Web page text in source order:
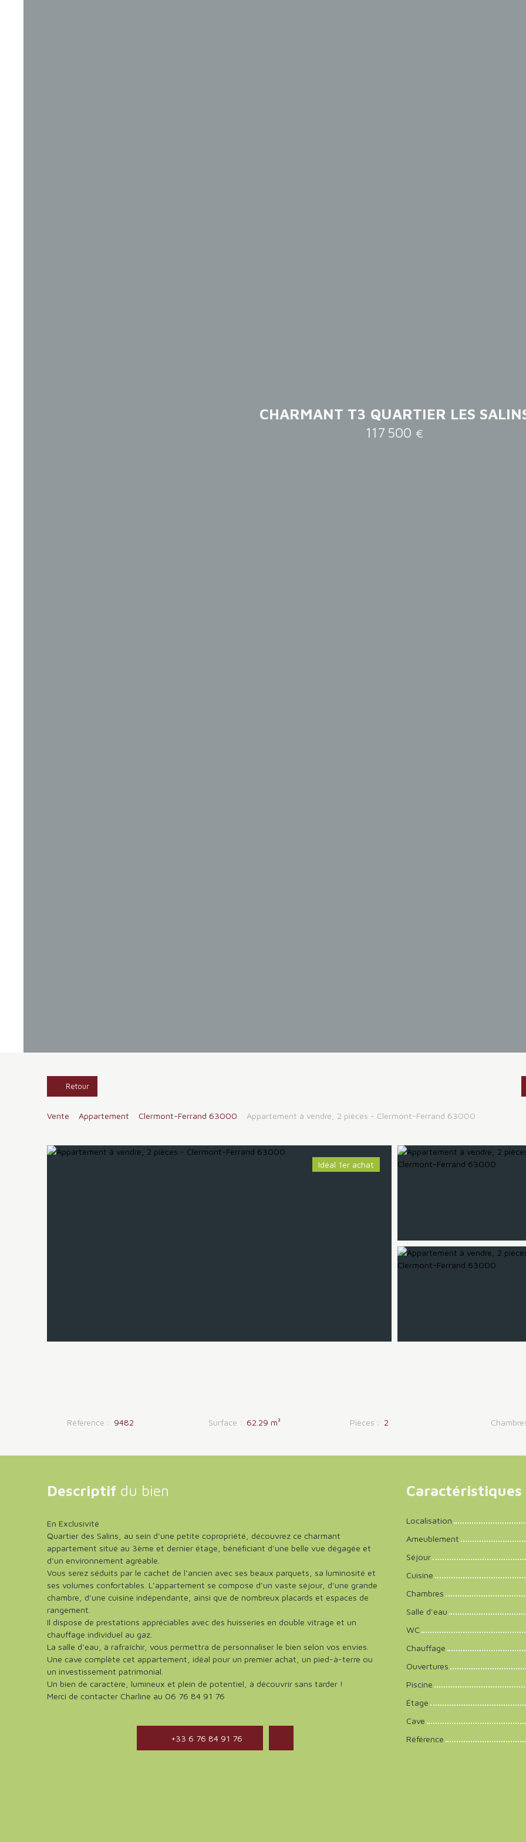
CHARMANT T3 QUARTIER LES
117 500 €
Retour
Vente Appartement Clermont-Ferrand 63000 Appartement à vendre, 2 pièces - Clermont-Ferrand 63000
Idéal 1er achat
Référence : 9482 Surface : 62.29 m² Pièces : 2
Descriptif du bien
En Exclusivité
Quartier des Salins, au sein d'une petite copropriété, découvrez ce charmant
appartement situé au 3ème et dernier étage, bénéficiant d'une belle vue dégagée et
d'un environnement agréable.
Vous serez séduits par le cachet de l'ancien avec ses beaux parquets, sa luminosité et
ses volumes confortables. L'appartement se compose d'un vaste séjour, d'une grande
chambre, d'une cuisine indépendante, ainsi que de nombreux placards et espaces de
rangement.
Il dispose de prestations appréciables avec des huisseries en double vitrage et un
chauffage individuel au gaz.
La salle d'eau, à rafraîchir, vous permettra de personnaliser le bien selon vos envies.
Une cave complète cet appartement, idéal pour un premier achat, un pied-à-terre ou
un investissement patrimonial.
Un bien de caractère, lumineux et plein de potentiel, à découvrir sans tarder !
Merci de contacter Charline au 06 76 84 91 76
+33 6 76 84 91 76
Caractéristiques
Localisation
Ameublement
Séjour
Cuisine
Chambres
Salle d'eau
WC
Chauffage
Ouvertures
Piscine
Étage
Cave
Référence